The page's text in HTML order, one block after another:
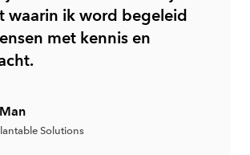
waarin ik word begeleid
met kennis en
Solutions